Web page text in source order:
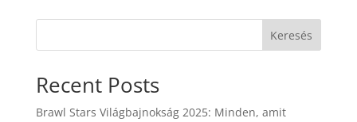
Keresés
Recent Posts
Brawl Stars Világbajnokság 2025: Minden, amit